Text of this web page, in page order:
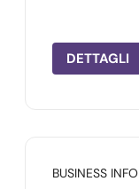
DETTAGLI
BUSINESS